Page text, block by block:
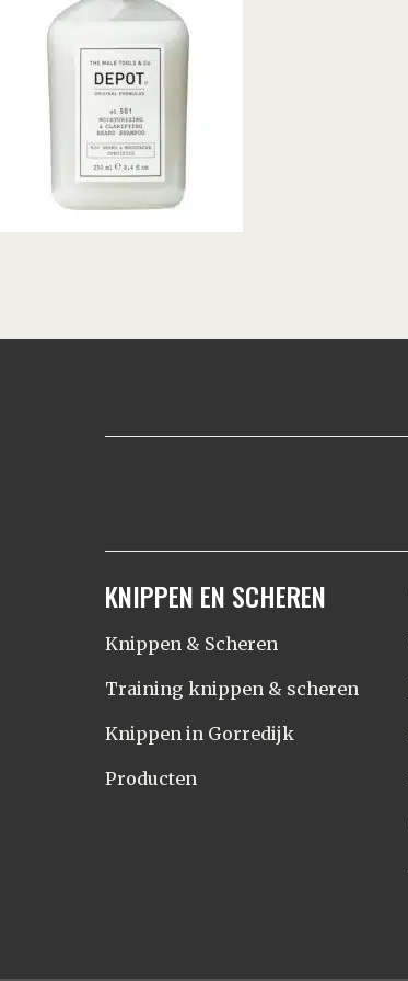
KNIPPEN EN SCHEREN
Knippen & Scheren
Training knippen & scheren
Knippen in Gorredijk
Producten